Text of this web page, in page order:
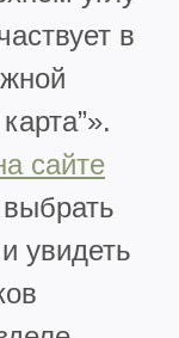
в
сайте
увидеть